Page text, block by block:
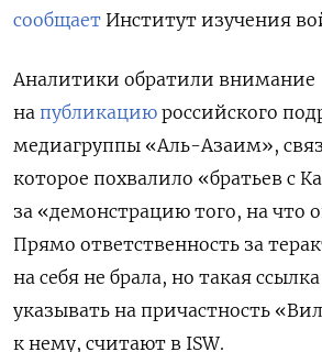
сообщает Институт изучения
Аналитики обратили внимание
на публикацию российского
медиагруппы «Аль-Азаим»,
которое похвалило «братьев с
за «демонстрацию того, на что
Прямо ответственность за
на себя не брала, но такая
указывать на причастность
к нему, считают в ISW.